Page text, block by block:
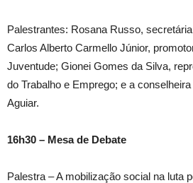
Palestrantes: Rosana Russo,
Carlos Alberto Carmello Júnior,
Juventude; Gionei Gomes da Silva,
do Trabalho e Emprego; e a
Aguiar.
16h30 – Mesa de Debate
Palestra – A mobilização social na luta